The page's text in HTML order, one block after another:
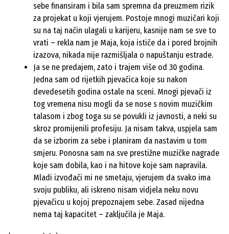
sebe finansiram i bila sam spremna da preuzmem rizik
za projekat u koji vjerujem. Postoje mnogi muzičari koji
su na taj način ulagali u karijeru, kasnije nam se sve to
vrati – rekla nam je Maja, koja ističe da i pored brojnih
izazova, nikada nije razmišljala o napuštanju estrade.
Ja se ne predajem, zato i trajem više od 30 godina.
Jedna sam od rijetkih pjevačica koje su nakon
devedesetih godina ostale na sceni. Mnogi pjevači iz
tog vremena nisu mogli da se nose s novim muzičkim
talasom i zbog toga su se povukli iz javnosti, a neki su
skroz promijenili profesiju. Ja nisam takva, uspjela sam
da se izborim za sebe i planiram da nastavim u tom
smjeru. Ponosna sam na sve prestižne muzičke nagrade
koje sam dobila, kao i na hitove koje sam napravila.
Mladi izvođači mi ne smetaju, vjerujem da svako ima
svoju publiku, ali iskreno nisam vidjela neku novu
pjevačicu u kojoj prepoznajem sebe. Zasad nijedna
nema taj kapacitet – zaključila je Maja.